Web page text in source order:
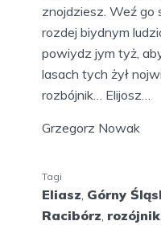
znojdziesz. Weź go
rozdej biydnym
powiydz jym tyż,
lasach tych żył
rozbójnik… Elijosz…
Grzegorz Nowak
Tagi
Eliasz, Górny
Racibórz, rozójnik,